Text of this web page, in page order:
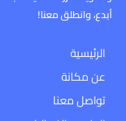
أبدع، وانطلق معنا!
الرئيسية
عن مكانة
تواصل معنا